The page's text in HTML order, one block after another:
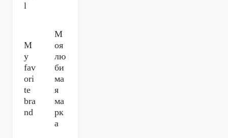
l
M
y
fav
ori
te
bra
nd
М
оя
лю
би
ма
я
ма
рк
а